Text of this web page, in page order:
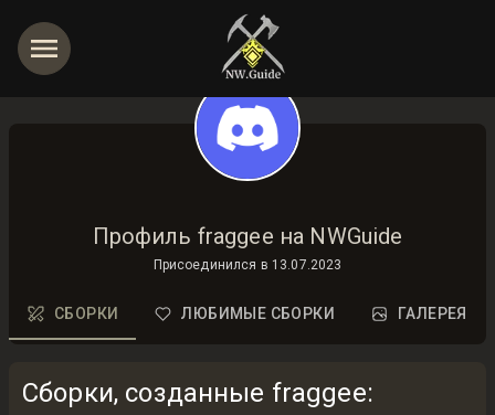
Профиль fraggee на NWGuide
Присоединился в 13.07.2023
СБОРКИ ЛЮБИМЫЕ СБОРКИ ГАЛЕРЕЯ
Сборки, созданные fraggee: